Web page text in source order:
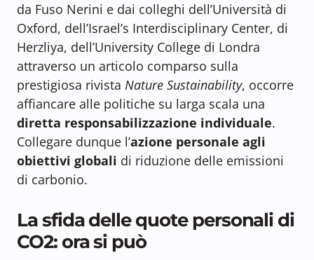
da Fuso Nerini e dai colleghi dell’Università di
Oxford, dell’Israel’s Interdisciplinary Center, di
Herzliya, dell’University College di Londra
attraverso un articolo comparso sulla
prestigiosa rivista Nature Sustainability, occorre
affiancare alle politiche su larga scala una
diretta responsabilizzazione individuale.
Collegare dunque l’azione personale agli
obiettivi globali di riduzione delle emissioni
di carbonio.
La sfida delle quote personali di
CO2: ora si può